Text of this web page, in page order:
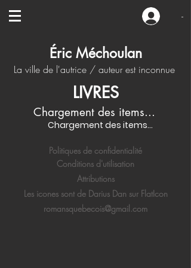
-
Éric Méchoulan
La ville de l'autrice / auteur est inconnue
LIVRES
Chargement des items...
Chargement des items...
Politiques de confidentialité
Conditions d'utilisation
Attributions
Les icones sont de Darius Dan sur FlatIcon
romansquebecois@gmail.com